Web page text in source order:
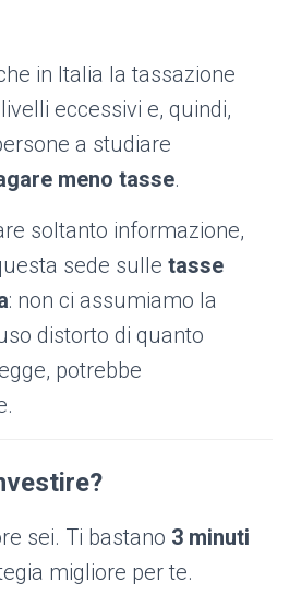
in Italia la tassazione
eccessivi e, quindi,
a studiare
meno tasse.
soltanto informazione,
sede sulle tasse
: non ci assumiamo la
distorto di quanto
potrebbe
sei. Ti bastano 3 minuti
migliore per te.